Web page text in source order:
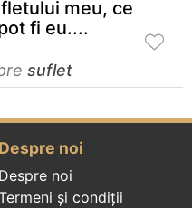
meu, ce
fi eu....
suflet
Despre noi
Despre noi
și condiții